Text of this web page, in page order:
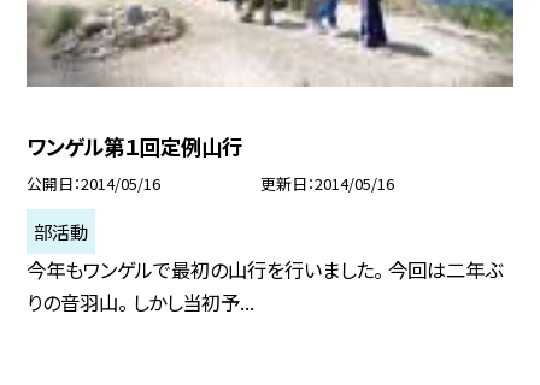
ワンゲル第１回定例山行
公開日 2014/05/16 更新日 2014/05/16
部活動
今年もワンゲルで最初の山行を行いました。 今回は二年ぶ
りの音羽山。 しかし当初予...